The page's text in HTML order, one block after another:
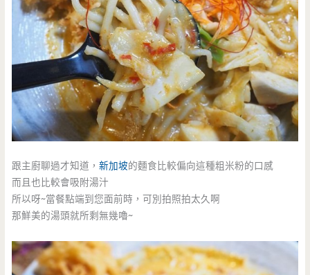
跟主廚聊過才知道，新加坡的麵食比較偏向這種粗米粉的口感
而且也比較會吸附湯汁
所以呀~當餐點端到您面前時，可別拍照拍太久啊
那鮮美的湯頭就所剩無幾嚕~